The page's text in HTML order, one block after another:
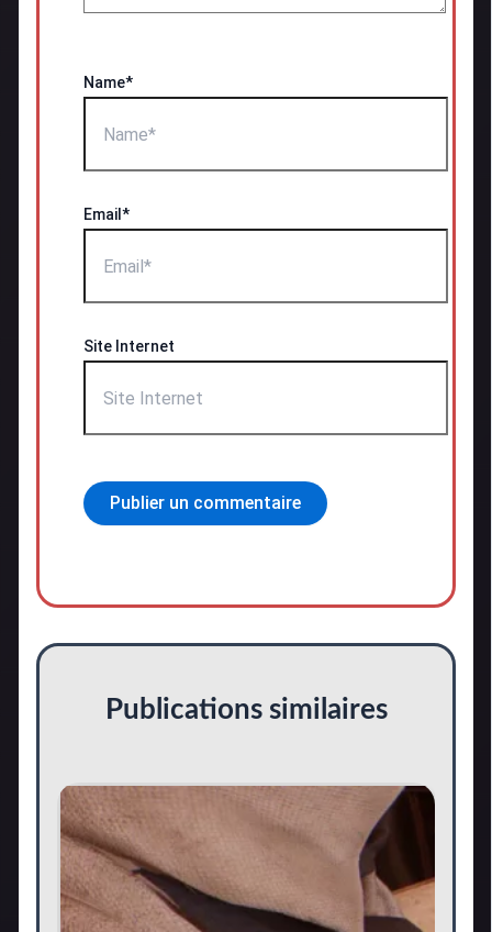
Name*
Email*
Site Internet
Publications similaires